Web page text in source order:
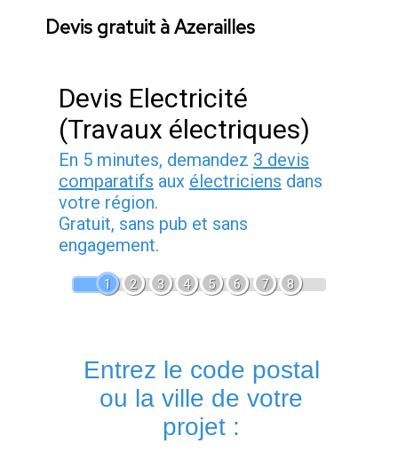
Devis gratuit à Azerailles
Devis Electricité
(Travaux électriques)
En 5 minutes, demandez 3 devis
comparatifs aux électriciens dans
votre région.
Gratuit, sans pub et sans
engagement.
1 2 3 4 5 6 7 8
Entrez le code postal
ou la ville de votre
projet :